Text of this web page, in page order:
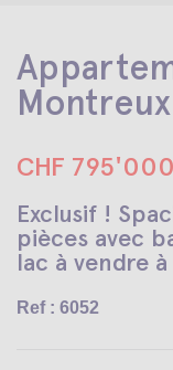
Montreux
CHF
Exclusif !
pièces avec
lac à vendre
Ref : 6052